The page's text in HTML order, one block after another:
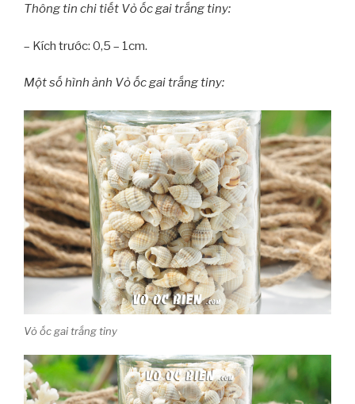
Thông tin chi tiết Vỏ ốc gai trắng tiny:
– Kích trước: 0,5 – 1cm.
Một số hình ảnh Vỏ ốc gai trắng tiny:
Vỏ ốc gai trắng tiny